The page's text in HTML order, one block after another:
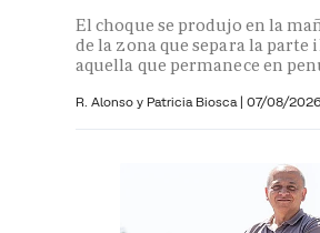
El choque se produjo en la
de la zona que separa la
aquella que permanece en
R. Alonso y Patricia Biosca | 07/08/2026